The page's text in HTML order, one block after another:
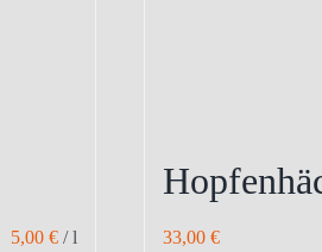
5,00 €/l 33,00 €